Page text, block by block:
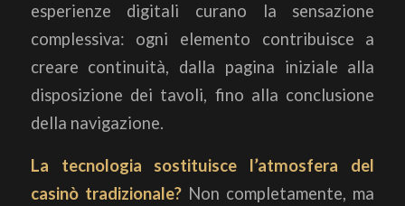
esperienze digitali curano la sensazione
complessiva: ogni elemento contribuisce a
creare continuità, dalla pagina iniziale alla
disposizione dei tavoli, fino alla conclusione
della navigazione.
La tecnologia sostituisce l’atmosfera del
casinò tradizionale?Non completamente, ma